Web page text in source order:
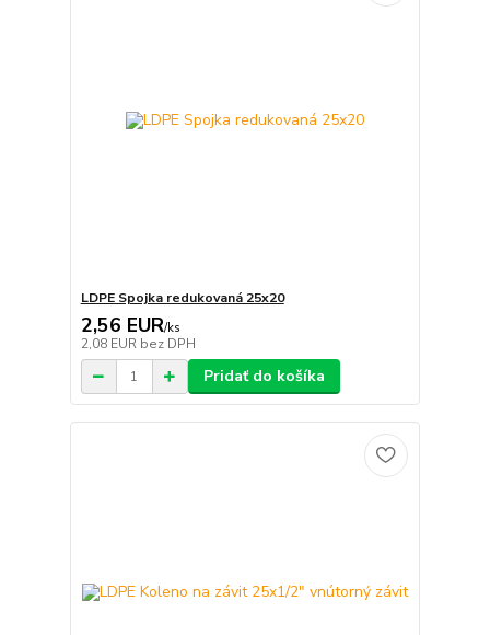
LDPE Spojka redukovaná 25x20
2,56 EUR/ks
2,08 EUR bez DPH
Pridať do košíka